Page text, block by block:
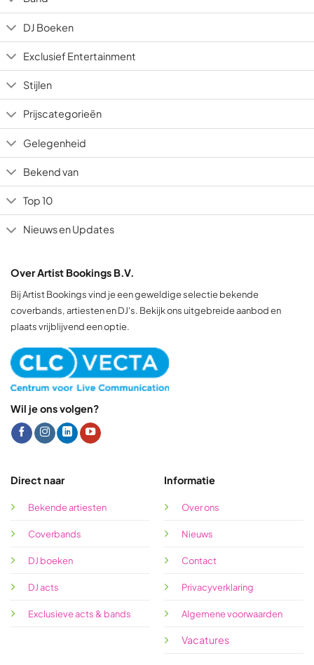
DJ Boeken
Exclusief Entertainment
Stijlen
Prijscategorieën
Gelegenheid
Bekend van
Top 10
Nieuws en Updates
Over Artist Bookings B.V.
Bij Artist Bookings vind je een geweldige selectie bekende
coverbands, artiesten en DJ's. Bekijk ons uitgebreide aanbod en
plaats vrijblijvend een optie.
Wil je ons volgen?
Direct naar
Bekende artiesten
Coverbands
DJ boeken
DJ acts
Exclusieve acts & bands
Informatie
Over ons
Nieuws
Contact
Privacyverklaring
Algemene voorwaarden
Vacatures